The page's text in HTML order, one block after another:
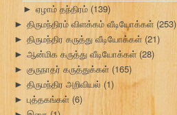
► ஏழாம் தந்திரம் (139)
► திருமந்திரம் விளக்கம் வீடியோக்கள் (253)
► திருமந்திர கருத்து வீடியோக்கள் (21)
► ஆன்மிக கருத்து வீடியோக்கள் (28)
► குருநாதர் கருத்துக்கள் (165)
► திருமந்திர அறிவியல் (1)
► புத்தகங்கள் (6)